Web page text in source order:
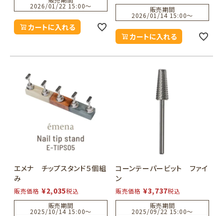
2026/01/22 15:00〜
カートに入れる
販売期間
2026/01/14 15:00〜
カートに入れる
エメナ チップスタンド５個組
み
販売価格 ¥2,035税込
販売期間
2025/10/14 15:00〜
コーンテーパービット ファイ
ン
販売価格 ¥3,737税込
販売期間
2025/09/22 15:00〜